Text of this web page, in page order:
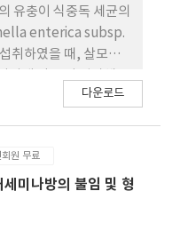
재구의 피해잎수는 각
되었으나 대조구는 주
었다. 처리구와 혼재구
않았으나 대조구는 주
나방 유충이 조사되었
유충이 식중독 세균의
enterica subsp.
하였을 때, 살모넬라
CFU/mL 이상의 농도
(n=40)과 파밤나방
24시간 동안 먹이로
번씩 오염되지 않은
다운로드
원 무료
미나방의 불임 및 형